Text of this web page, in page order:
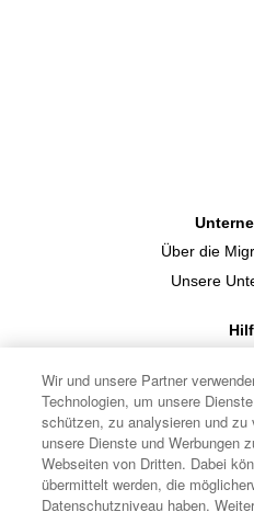
Über die
Unsere
Rechtliche
Wir und unsere Partner
Technologien, um unsere
schützen, zu analysieren und zu
unsere Dienste und Werbungen
Webseiten von Dritten. Dabei
übermittelt werden, die
Datenschutzniveau haben.